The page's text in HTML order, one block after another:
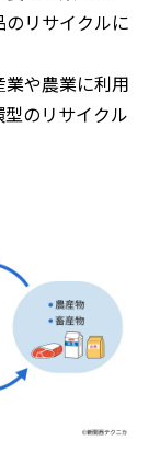
のリサイクルに
や農業に利用
のリサイクル